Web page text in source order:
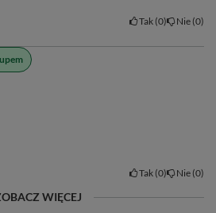
Tak 0 Nie 0
Tak 0 Nie 0
WIĘCEJ